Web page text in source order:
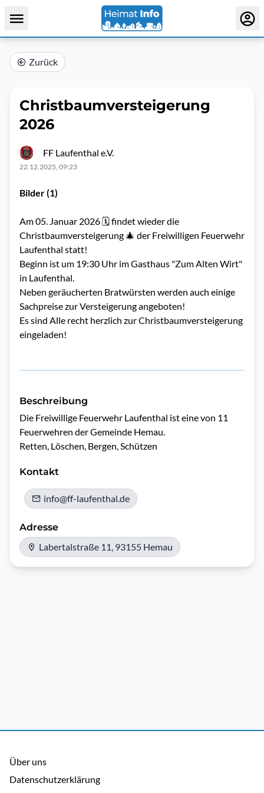
Zurück
Christbaumversteigerung
2026
FF Laufenthal e.V.
22.12.2025, 09:23
Bilder (1)
Am 05. Januar 2026 🗓 findet wieder die
Christbaumversteigerung 🎄 der Freiwilligen Feuerwehr
Laufenthal statt!
Beginn ist um 19:30 Uhr im Gasthaus "Zum Alten Wirt"
in Laufenthal.
Neben geräucherten Bratwürsten werden auch einige
Sachpreise zur Versteigerung angeboten!
Es sind Alle recht herzlich zur Christbaumversteigerung
eingeladen!
Beschreibung
Die Freiwillige Feuerwehr Laufenthal ist eine von 11
Feuerwehren der Gemeinde Hemau.
Retten, Löschen, Bergen, Schützen
Kontakt
info@ff-laufenthal.de
Adresse
Labertalstraße 11, 93155 Hemau
Über uns
Datenschutzerklärung